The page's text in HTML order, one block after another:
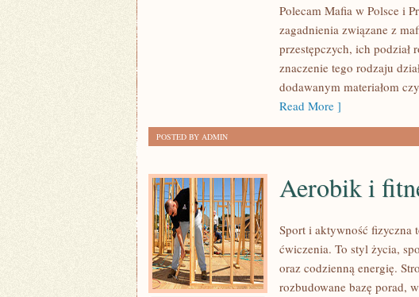
Polecam Mafia w Polsce i
zagadnienia związane z
przestępczych, ich
znaczenie tego rodzaju
dodawanym materiałom
Read More ]
POSTED BY ADMIN
Aerobik i
Sport i aktywność fizyczna
ćwiczenia. To styl życia,
oraz codzienną energię.
rozbudowane bazę porad,